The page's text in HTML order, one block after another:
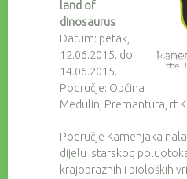
land of
dinosaurus
Datum: petak,
12.06.2015. do
14.06.2015.
Područje: Općina
Medulin, Premantura, rt
Područje Kamenjaka
dijelu Istarskog
krajobraznih i bioloških